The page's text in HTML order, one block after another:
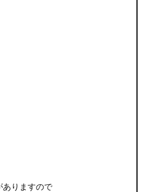
ありますので